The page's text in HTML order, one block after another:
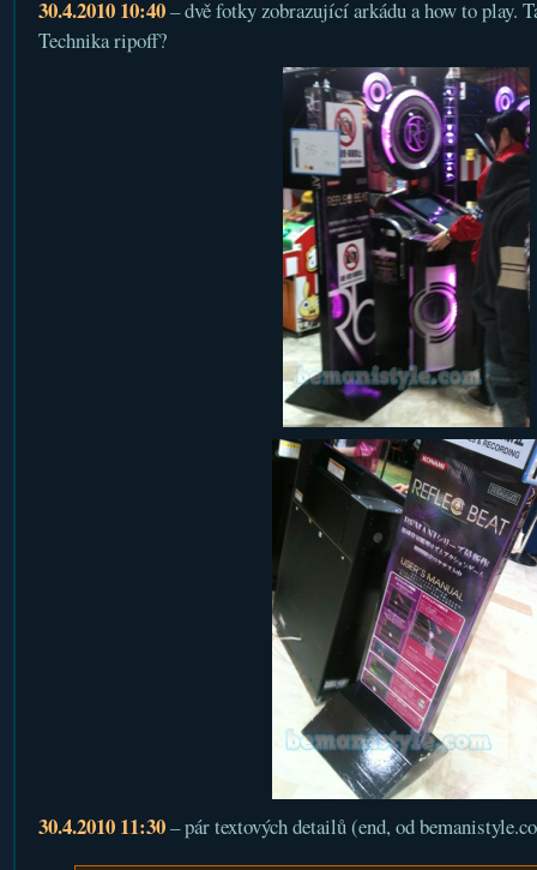
30.4.2010 10:40– dvě fotky zobrazující arkádu a how to play.
Technika ripoff?
30.4.2010 11:30– pár textových detailů (end, od